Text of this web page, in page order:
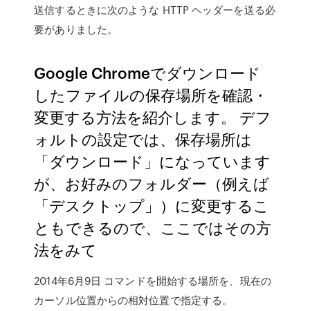
送信するときに次のような HTTP ヘッダーを送る必
要がありました。
Google Chromeでダウンロード
したファイルの保存場所を確認・
変更する方法を紹介します。 デフ
ォルトの設定では、保存場所は
「ダウンロード」になっています
が、お好みのフォルダー（例えば
「デスクトップ」）に変更するこ
ともできるので、ここではその方
法をみて
2014年6月9日 コマンドを開始する場所を、現在の
カーソル位置からの相対位置で指定する。